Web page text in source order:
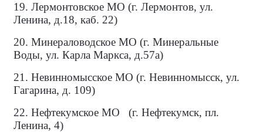
19. Лермонтовское МО (г. Лермонтов, ул.
Ленина, д.18, каб. 22)
20. Минераловодское МО (г. Минеральные
Воды, ул. Карла Маркса, д.57а)
21. Невинномысское МО (г. Невинномысск, ул.
Гагарина, д. 109)
22. Нефтекумское МО
(г. Нефтекумск, пл.
Ленина, 4)